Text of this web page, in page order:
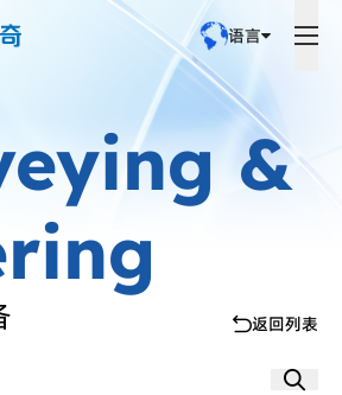
语言
&
返回列表